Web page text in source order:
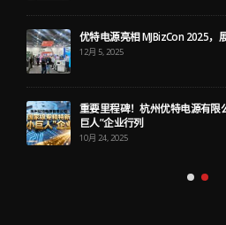
优特电源亮相 MJBizCon 2025
12月 5, 2025
重要里程碑！杭州优特电源有限
巨人”企业行列
10月 24, 2025